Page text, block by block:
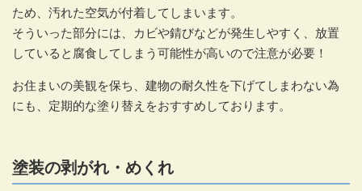
ため、汚れた空気が付着してしまいます。
そういった部分には、カビや錆びなどが発生しやすく、放置
していると腐食してしまう可能性が高いので注意が必要！
お住まいの美観を保ち、建物の耐久性を下げてしまわない為
にも、定期的な塗り替えをおすすめしております。
塗装の剥がれ・めくれ